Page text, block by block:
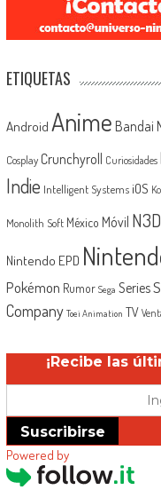
ETIQUETAS
Android Anime Bandai
Cosplay Crunchyroll Curiosidades
Indie Intelligent Systems iOS
Monolith Soft México Móvil
Nintendo EPD
Pokémon Rumor Sega Series
Company Toei Animation TV
¡Recibe las
Suscribirse
Powered by